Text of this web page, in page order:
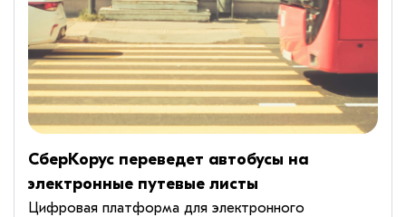
СберКорус переведет автобусы на
электронные путевые листы
Цифровая платформа для электронного